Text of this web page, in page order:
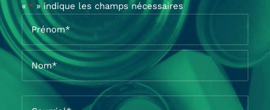
«* » indique les champs nécessaires
Nom
*
Prénom*